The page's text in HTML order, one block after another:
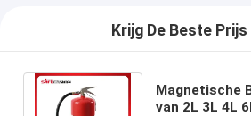
Krijg De Beste
Magnetische
van 2L 3L 4L